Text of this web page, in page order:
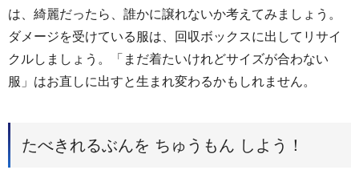
は、綺麗だったら、誰かに譲れないか考えてみましょう。
ダメージを受けている服は、回収ボックスに出してリサイ
クルしましょう。「まだ着たいけれどサイズが合わない
服」はお直しに出すと生まれ変わるかもしれません。
たべきれるぶんを ちゅうもん しよう！